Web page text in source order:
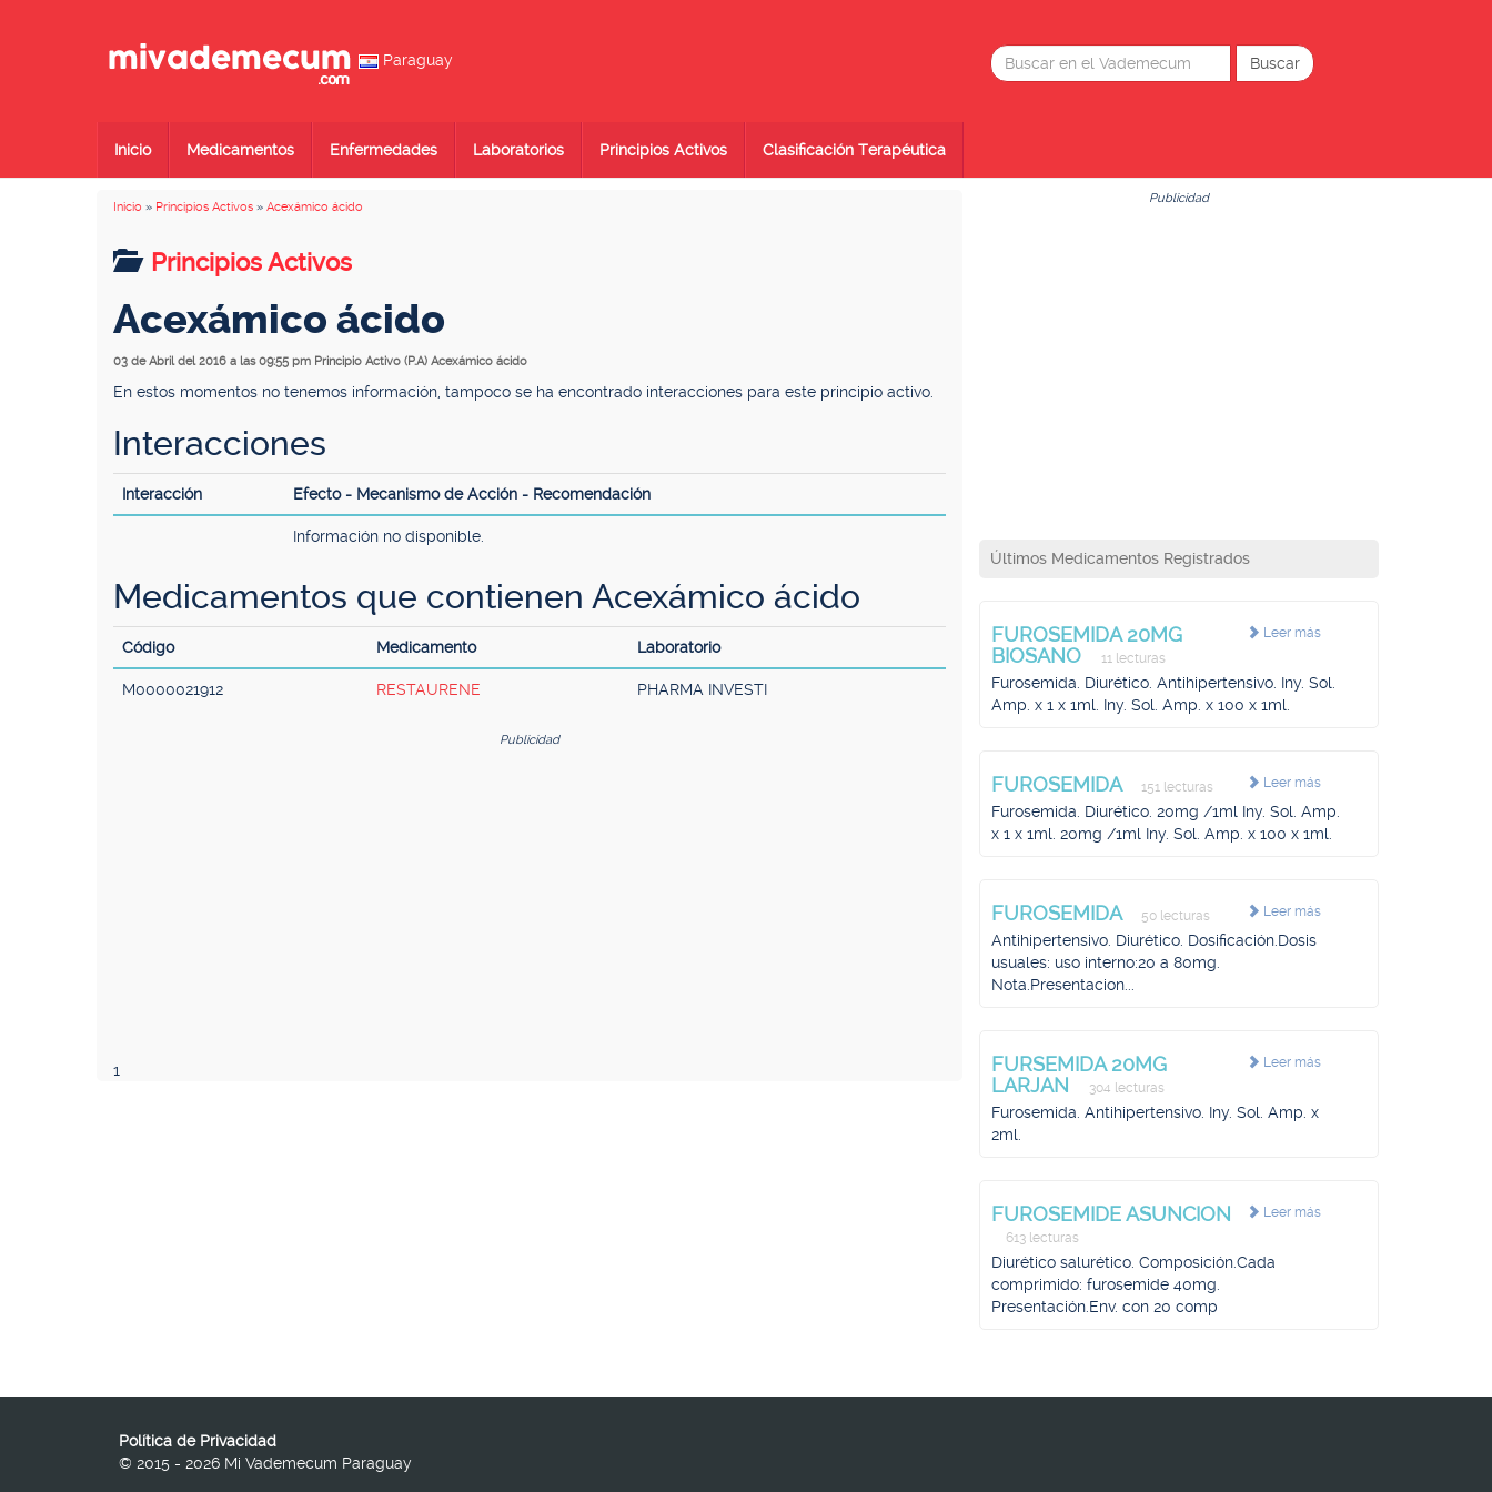
Paraguay
Inicio Medicamentos Enfermedades Laboratorios Principios Activos Clasificación Terapéutica
Inicio » Principios Activos » Acexámico ácido
Principios Activos
Acexámico ácido
03 de Abril del 2016 a las 09:55 pm Principio Activo (P.A) Acexámico ácido
En estos momentos no tenemos información, tampoco se ha encontrado interacciones para este principio activo.
Interacciones
Interacción Efecto - Mecanismo de Acción - Recomendación
Información no disponible.
Medicamentos que contienen Acexámico ácido
Código Medicamento Laboratorio
M0000021912 RESTAURENE PHARMA INVESTI
Publicidad
1
Publicidad
Últimos Medicamentos Registrados
Leer más
FUROSEMIDA 20MG
BIOSANO
11 lecturas
Furosemida. Diurético. Antihipertensivo. Iny. Sol.
Amp. x 1 x 1ml. Iny. Sol. Amp. x 100 x 1ml.
Leer más
FUROSEMIDA 151 lecturas
Furosemida. Diurético. 20mg /1ml Iny. Sol. Amp.
x 1 x 1ml. 20mg /1ml Iny. Sol. Amp. x 100 x 1ml.
Leer más
FUROSEMIDA 50 lecturas
Antihipertensivo. Diurético. Dosificación.Dosis
usuales: uso interno:20 a 80mg.
Nota.Presentacion...
Leer más
FURSEMIDA 20MG
LARJAN
304 lecturas
Furosemida. Antihipertensivo. Iny. Sol. Amp. x
2ml.
Leer más
FUROSEMIDE ASUNCION
613 lecturas
Diurético salurético. Composición.Cada
comprimido: furosemide 40mg.
Presentación.Env. con 20 comp
Política de Privacidad
© 2015 - 2026 Mi Vademecum Paraguay